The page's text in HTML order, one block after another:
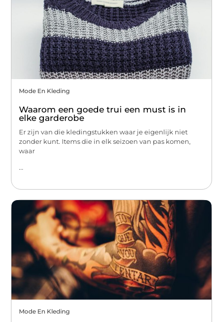
Mode En Kleding
Waarom een goede trui een must is in
elke garderobe
Er zijn van die kledingstukken waar je eigenlijk niet
zonder kunt. Items die in elk seizoen van pas komen,
waar
...
Mode En Kleding